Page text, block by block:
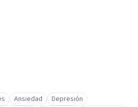
Ansiedad
Depresión